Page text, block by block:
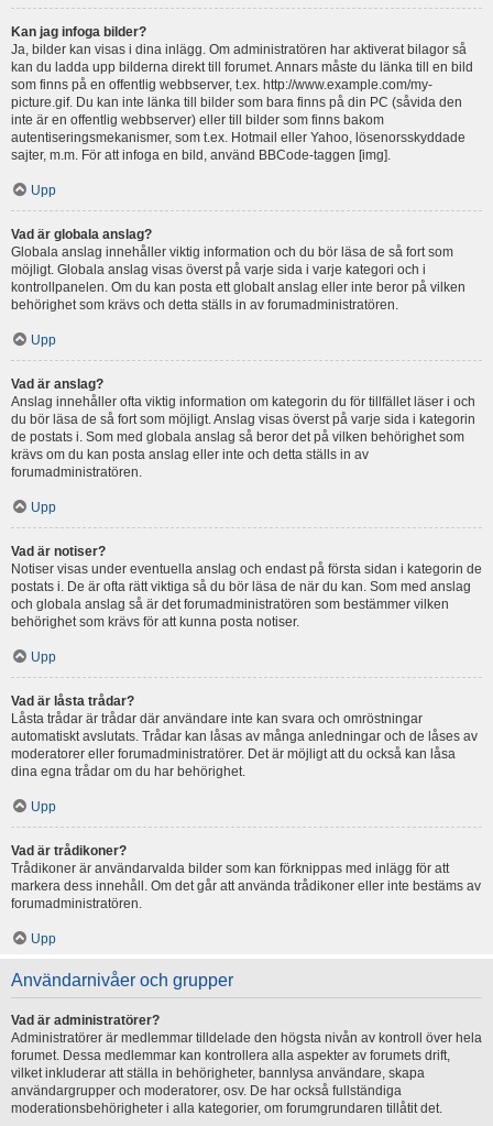
Kan jag infoga bilder?
Ja, bilder kan visas i dina inlägg. Om administratören har aktiverat bilagor så
kan du ladda upp bilderna direkt till forumet. Annars måste du länka till en bild
som finns på en offentlig webbserver, t.ex. http://www.example.com/my-
picture.gif. Du kan inte länka till bilder som bara finns på din PC (såvida den
inte är en offentlig webbserver) eller till bilder som finns bakom
autentiseringsmekanismer, som t.ex. Hotmail eller Yahoo, lösenorsskyddade
sajter, m.m. För att infoga en bild, använd BBCode-taggen [img].
Upp
Vad är globala anslag?
Globala anslag innehåller viktig information och du bör läsa de så fort som
möjligt. Globala anslag visas överst på varje sida i varje kategori och i
kontrollpanelen. Om du kan posta ett globalt anslag eller inte beror på vilken
behörighet som krävs och detta ställs in av forumadministratören.
Upp
Vad är anslag?
Anslag innehåller ofta viktig information om kategorin du för tillfället läser i och
du bör läsa de så fort som möjligt. Anslag visas överst på varje sida i kategorin
de postats i. Som med globala anslag så beror det på vilken behörighet som
krävs om du kan posta anslag eller inte och detta ställs in av
forumadministratören.
Upp
Vad är notiser?
Notiser visas under eventuella anslag och endast på första sidan i kategorin de
postats i. De är ofta rätt viktiga så du bör läsa de när du kan. Som med anslag
och globala anslag så är det forumadministratören som bestämmer vilken
behörighet som krävs för att kunna posta notiser.
Upp
Vad är låsta trådar?
Låsta trådar är trådar där användare inte kan svara och omröstningar
automatiskt avslutats. Trådar kan låsas av många anledningar och de låses av
moderatorer eller forumadministratörer. Det är möjligt att du också kan låsa
dina egna trådar om du har behörighet.
Upp
Vad är trådikoner?
Trådikoner är användarvalda bilder som kan förknippas med inlägg för att
markera dess innehåll. Om det går att använda trådikoner eller inte bestäms av
forumadministratören.
Upp
Användarnivåer och grupper
Vad är administratörer?
Administratörer är medlemmar tilldelade den högsta nivån av kontroll över hela
forumet. Dessa medlemmar kan kontrollera alla aspekter av forumets drift,
vilket inkluderar att ställa in behörigheter, bannlysa användare, skapa
användargrupper och moderatorer, osv. De har också fullständiga
moderationsbehörigheter i alla kategorier, om forumgrundaren tillåtit det.